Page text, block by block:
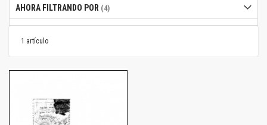
1 artículo
AHORA FILTRANDO POR